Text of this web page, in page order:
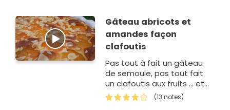
Gâteau abricots et
amandes façon
clafoutis
Pas tout à fait un gâteau
de semoule, pas tout fait
un clafoutis aux fruits ... et
un dessert bien parfumé et
très moelleux.
(13 notes)